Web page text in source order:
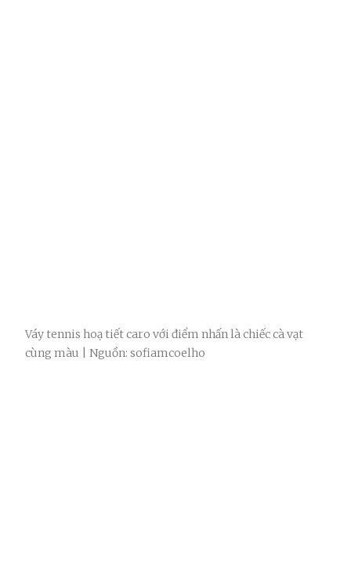
Váy tennis hoạ tiết caro với điểm nhấn là chiếc cà vạt
cùng màu | Nguồn: sofiamcoelho